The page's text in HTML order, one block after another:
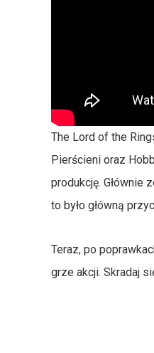
The Lord of the
Pierścieni oraz
produkcję. Głównie
to było główną
Teraz, po
grze akcji. Skradaj